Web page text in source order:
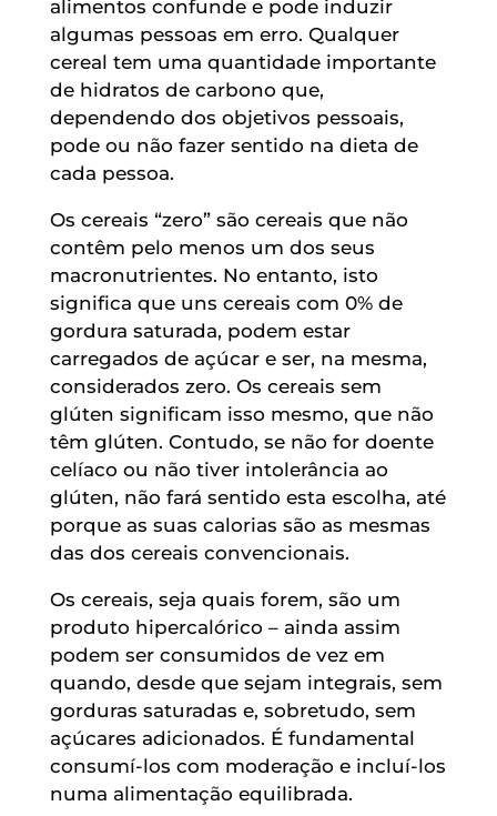
alimentos confunde e pode induzir
algumas pessoas em erro. Qualquer
cereal tem uma quantidade importante
de hidratos de carbono que,
dependendo dos objetivos pessoais,
pode ou não fazer sentido na dieta de
cada pessoa.
Os cereais “zero” são cereais que não
contêm pelo menos um dos seus
macronutrientes. No entanto, isto
significa que uns cereais com 0% de
gordura saturada, podem estar
carregados de açúcar e ser, na mesma,
considerados zero. Os cereais sem
glúten significam isso mesmo, que não
têm glúten. Contudo, se não for doente
celíaco ou não tiver intolerância ao
glúten, não fará sentido esta escolha, até
porque as suas calorias são as mesmas
das dos cereais convencionais.
Os cereais, seja quais forem, são um
produto hipercalórico – ainda assim
podem ser consumidos de vez em
quando, desde que sejam integrais, sem
gorduras saturadas e, sobretudo, sem
açúcares adicionados. É fundamental
consumí-los com moderação e incluí-los
numa alimentação equilibrada.